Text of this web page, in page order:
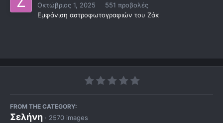
Οκτώβριος 1, 2025
551 προβολές
Εμφάνιση αστροφωτογραφιών του Ζάκ
FROM THE CATEGORY:
Σελήνη · 2570 images